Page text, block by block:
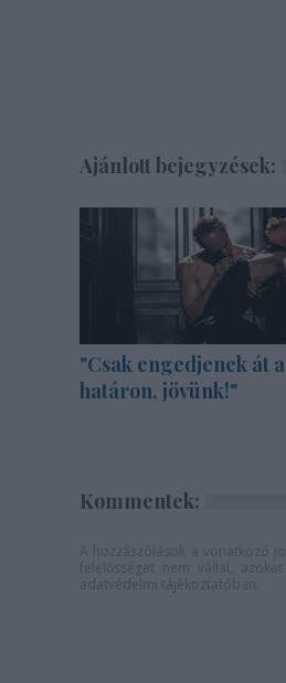
Ajánlott bejegyzések:
"Csak engedjenek át a
határon, jövünk!"
Kommentek: